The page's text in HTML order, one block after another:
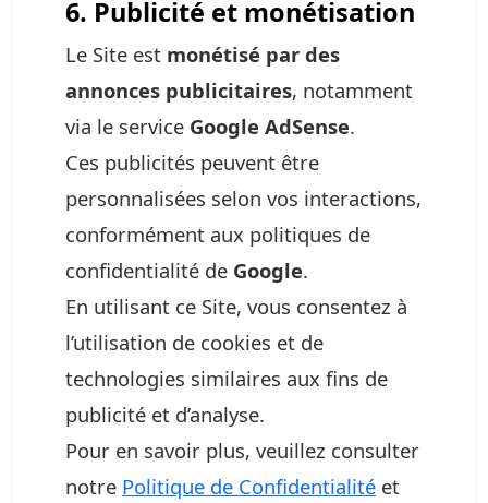
6. Publicité et monétisation
Le Site est monétisé par des
annonces publicitaires, notamment
via le service Google AdSense.
Ces publicités peuvent être
personnalisées selon vos interactions,
conformément aux politiques de
confidentialité de Google.
En utilisant ce Site, vous consentez à
l’utilisation de cookies et de
technologies similaires aux fins de
publicité et d’analyse.
Pour en savoir plus, veuillez consulter
notre Politique de Confidentialité et